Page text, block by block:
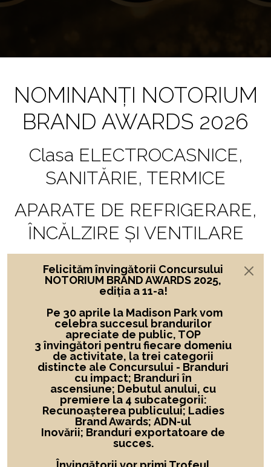
NOMINANȚI NOTORIUM
BRAND AWARDS 2026
Clasa ELECTROCASNICE,
SANITĂRIE, TERMICE
APARATE DE REFRIGERARE,
ÎNCĂLZIRE ȘI VENTILARE
Felicităm învingătorii Concursului
NOTORIUM BRAND AWARDS 2025,
ediția a 11-a!
Pe 30 aprile la Madison Park vom
celebra succesul brandurilor
apreciate de public, TOP
3 învingători pentru fiecare domeniu
de activitate, la trei categorii
distincte ale Concursului - Branduri
cu impact; Branduri în
ascensiune; Debutul anului, cu
premiere la 4 subcategorii:
Recunoașterea publicului; Ladies
Brand Awards; ADN-ul
Inovării; Branduri exportatoare de
succes.